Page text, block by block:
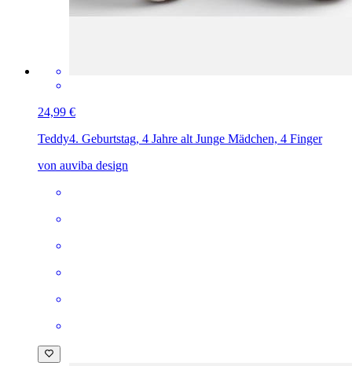
24,99 €
Teddy4. Geburtstag, 4 Jahre alt Junge Mädchen, 4 Finger
von auviba design